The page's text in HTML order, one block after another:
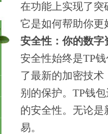
在功能上实现了突
它是如何帮助你更
安全性：你的数字
安全性始终是TP
了最新的加密技
别的保护。TP钱
的安全性。无论
易。